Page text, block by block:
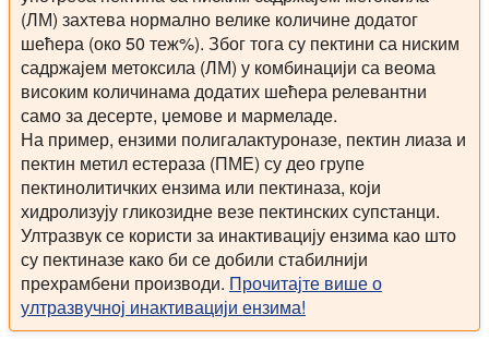
(ЛМ) захтева нормално велике количине додатог
шећера (око 50 теж%). Због тога су пектини са ниским
садржајем метоксила (ЛМ) у комбинацији са веома
високим количинама додатих шећера релевантни
само за десерте, џемове и мармеладе.
На пример, ензими полигалактуроназе, пектин лиаза и
пектин метил естераза (ПМЕ) су део групе
пектинолитичких ензима или пектиназа, који
хидролизују гликозидне везе пектинских супстанци.
Ултразвук се користи за инактивацију ензима као што
су пектиназе како би се добили стабилнији
прехрамбени производи. Прочитајте више о
ултразвучној инактивацији ензима!